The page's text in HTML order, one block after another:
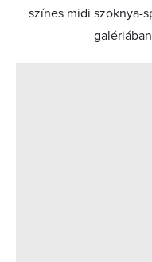
színes midi szoknya-